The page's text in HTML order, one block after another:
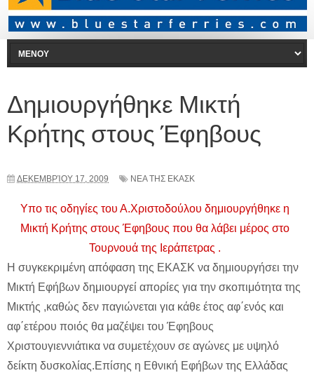
Δημιουργήθηκε Μικτή
Κρήτης στους Έφηβους
ΔΕΚΕΜΒΡΊΟΥ 17, 2009 ΝΕΑ ΤΗΣ ΕΚΑΣΚ
Υπο τις οδηγίες του Α.Χριστοδούλου δημιουργήθηκε η
Μικτή Κρήτης στους Έφηβους που θα λάβει μέρος στο
Τουρνουά της Ιεράπετρας .
Η συγκεκριμένη απόφαση της ΕΚΑΣΚ να δημιουργήσει την
Μικτή Εφήβων δημιουργεί απορίες για την σκοπιμότητα της
Μικτής ,καθώς δεν παγιώνεται για κάθε έτος αφ΄ενός και
αφ΄ετέρου ποιός θα μαζέψει του Έφηβους
Χριστουγιεννιάτικα να συμετέχουν σε αγώνες με υψηλό
δείκτη δυσκολίας.Επίσης η Εθνική Εφήβων της Ελλάδας